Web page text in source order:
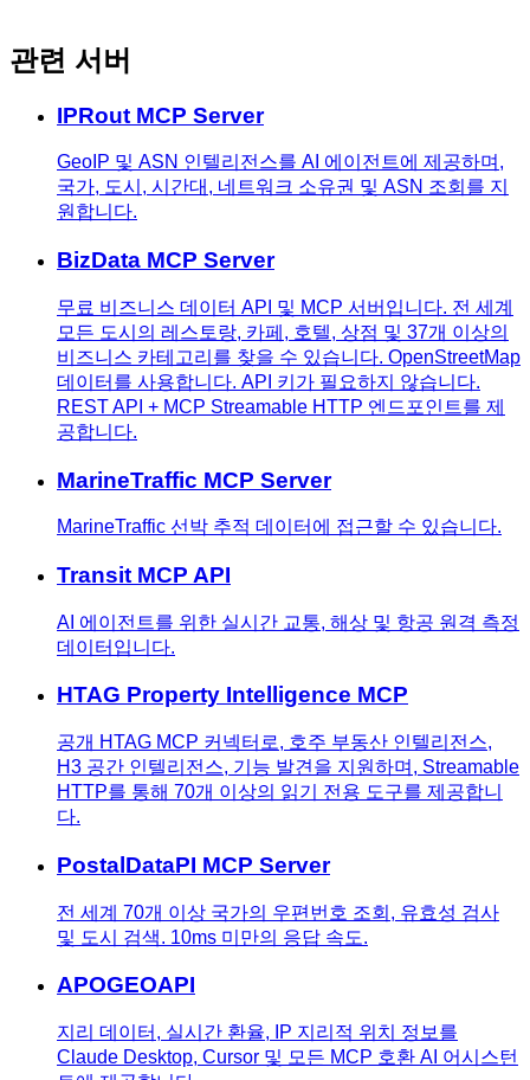
관련 서버
IPRout MCP Server
GeoIP 및 ASN 인텔리전스를 AI 에이전트에 제공하며,
국가, 도시, 시간대, 네트워크 소유권 및 ASN 조회를 지
원합니다.
BizData MCP Server
무료 비즈니스 데이터 API 및 MCP 서버입니다. 전 세계
모든 도시의 레스토랑, 카페, 호텔, 상점 및 37개 이상의
비즈니스 카테고리를 찾을 수 있습니다. OpenStreetMap
데이터를 사용합니다. API 키가 필요하지 않습니다.
REST API + MCP Streamable HTTP 엔드포인트를 제
공합니다.
MarineTraffic MCP Server
MarineTraffic 선박 추적 데이터에 접근할 수 있습니다.
Transit MCP API
AI 에이전트를 위한 실시간 교통, 해상 및 항공 원격 측정
데이터입니다.
HTAG Property Intelligence MCP
공개 HTAG MCP 커넥터로, 호주 부동산 인텔리전스,
H3 공간 인텔리전스, 기능 발견을 지원하며, Streamable
HTTP를 통해 70개 이상의 읽기 전용 도구를 제공합니
다.
PostalDataPI MCP Server
전 세계 70개 이상 국가의 우편번호 조회, 유효성 검사
및 도시 검색. 10ms 미만의 응답 속도.
APOGEOAPI
지리 데이터, 실시간 환율, IP 지리적 위치 정보를
Claude Desktop, Cursor 및 모든 MCP 호환 AI 어시스턴